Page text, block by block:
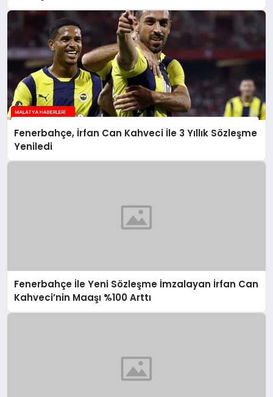
Fenerbahçe, İrfan Can Kahveci İle 3 Yıllık Sözleşme
Yeniledi
Fenerbahçe İle Yeni Sözleşme İmzalayan İrfan Can
Kahveci’nin Maaşı %100 Arttı